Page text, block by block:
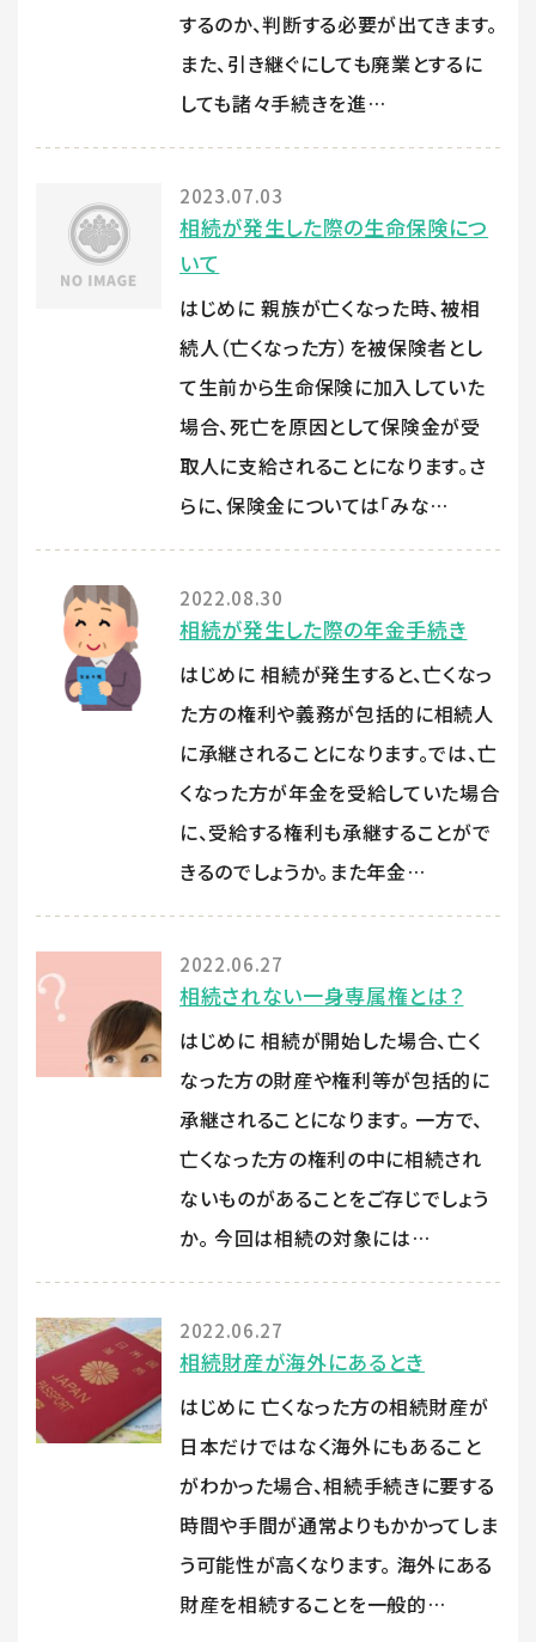
するのか、判断する必要が出てきます。
また、引き継ぐにしても廃業とするに
しても諸々手続きを進…
2023.07.03
相続が発生した際の生命保険につ
いて
はじめに 親族が亡くなった時、被相
続人（亡くなった方）を被保険者とし
て生前から生命保険に加入していた
場合、死亡を原因として保険金が受
取人に支給されることになります。さ
らに、保険金については「みな…
2022.08.30
相続が発生した際の年金手続き
はじめに 相続が発生すると、亡くなっ
た方の権利や義務が包括的に相続人
に承継されることになります。では、亡
くなった方が年金を受給していた場合
に、受給する権利も承継することがで
きるのでしょうか。また年金…
2022.06.27
相続されない一身専属権とは？
はじめに 相続が開始した場合、亡く
なった方の財産や権利等が包括的に
承継されることになります。 一方で、
亡くなった方の権利の中に相続され
ないものがあることをご存じでしょう
か。 今回は相続の対象には…
2022.06.27
相続財産が海外にあるとき
はじめに 亡くなった方の相続財産が
日本だけではなく海外にもあること
がわかった場合、相続手続きに要する
時間や手間が通常よりもかかってしま
う可能性が高くなります。 海外にある
財産を相続することを一般的…